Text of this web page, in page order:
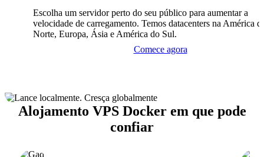
Escolha um servidor perto do seu público para aumentar a
velocidade de carregamento. Temos datacenters na América
Norte, Europa, Ásia e América do Sul.
Comece agora
Alojamento VPS Docker em que pode
confiar